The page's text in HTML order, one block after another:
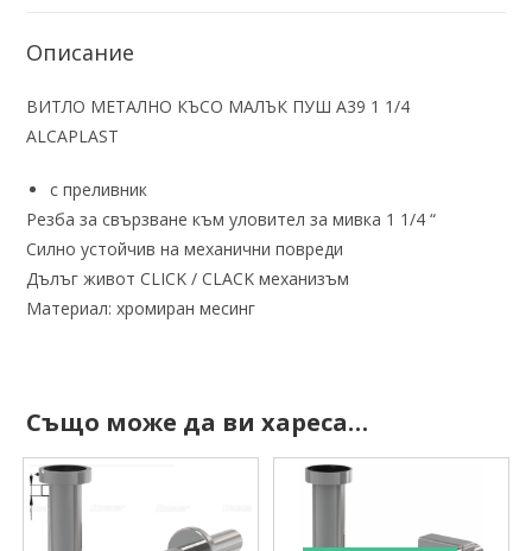
Описание
ВИТЛО МЕТАЛНО КЪСО МАЛЪК ПУШ A39 1 1/4
ALCAPLAST
с преливник
Резба за свързване към уловител за мивка 1 1/4 “
Силно устойчив на механични повреди
Дълъг живот CLICK / CLACK механизъм
Материал: хромиран месинг
Също може да ви хареса…